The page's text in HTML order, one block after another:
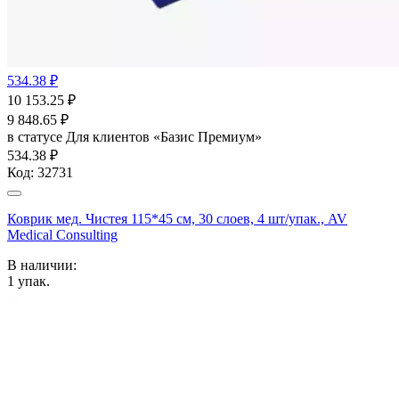
534.38 ₽
10 153.25 ₽
9 848.65 ₽
в статусе Для клиентов «Базис Премиум»
534.38 ₽
Код: 32731
Коврик мед. Чистея 115*45 см, 30 слоев, 4 шт/упак., AV
Medical Consulting
В наличии:
1 упак.